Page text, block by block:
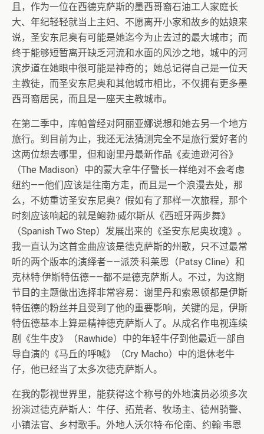
且，作为一位在西德克萨斯的墨西哥裔石油工人家庭长
大、年纪轻轻就当上主妇、不愿离开小家和故乡的姑娘来
说，圣安东尼奥有可能是她迄今为止去过的最大城市；而
终于能够短暂离开缺乏河流和水面的风沙之地，城中的河
滨步道在她眼中很可能是神奇的；她总记得自己是一位天
主教徒，而圣安东尼奥和其他城市相比，不仅拥有更多墨
西哥裔居民，而且是一座天主教城市。
在第二季中，库帕曾经对阿丽亚娜说想和她去另一个地方
旅行。到目前为止，我还无法猜测完全不是旅行爱好者的
这两位想去哪里，但和谢里丹最新作品《麦迪逊河谷》
（The Madison）中的蒙大拿牛仔警长一样绝对不会考虑
纽约——他们应该是往南方走，而且是一个浪漫去处，那
么，不妨重访圣安东尼奥？假如有了那样一次旅程，那个
时刻应该响起的就是鲍勃·威尔斯从《西班牙两步舞》
（Spanish Two Step）发展出来的《圣安东尼奥玫瑰》。
我一直认为这首金曲应该是德克萨斯的州歌，只不过最常
听的两个版本的演绎者——派茨·科莱恩（Patsy Cline）和
克林特·伊斯特伍德——都不是德克萨斯人。不过，为这期
节目的主题做出选择非常容易：谢里丹和索恩顿都是伊斯
特伍德的粉丝并且受到了他的重要影响，关键的是，伊斯
特伍德基本上算是精神德克萨斯人了。从成名作电视连续
剧《生牛皮》（Rawhide）中的年轻牛仔到他最近一部自
导自演的《马丘的呼喊》（Cry Macho）中的退休老牛
仔，他已经当了太多次德克萨斯人。
在我的影视世界里，能获得这个称号的外地演员必须多次
扮演过德克萨斯人：牛仔、拓荒者、牧场主、德州骑警、
小镇法官、乡村歌手。外地人沃尔特·布伦南、约翰·韦恩